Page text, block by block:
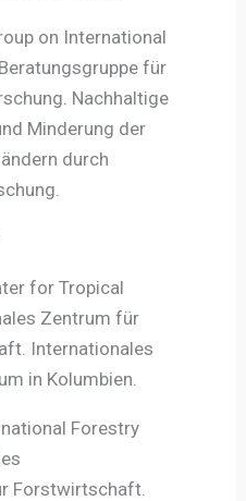
on International
für
Nachhaltige
Minderung der
durch
for Tropical
Zentrum für
Internationales
in Kolumbien.
Forestry
Forstwirtschaft.